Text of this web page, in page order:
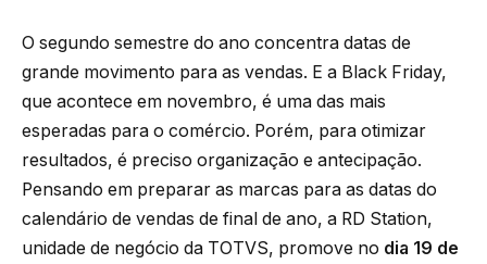
O segundo semestre do ano concentra datas de
grande movimento para as vendas. E a Black Friday,
que acontece em novembro, é uma das mais
esperadas para o comércio. Porém, para otimizar
resultados, é preciso organização e antecipação.
Pensando em preparar as marcas para as datas do
calendário de vendas de final de ano, a RD Station,
unidade de negócio da TOTVS, promove no dia 19 de